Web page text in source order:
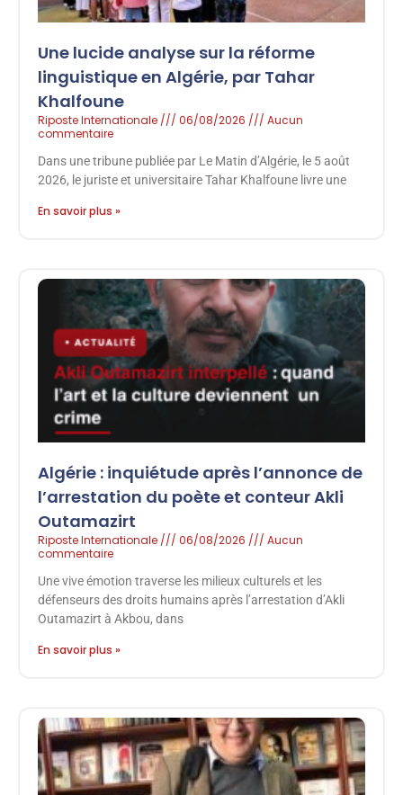
Une lucide analyse sur la réforme
linguistique en Algérie, par Tahar
Khalfoune
Riposte Internationale 06/08/2026
Aucun
commentaire
Dans une tribune publiée par Le Matin d’Algérie, le 5 août
2026, le juriste et universitaire Tahar Khalfoune livre une
En savoir plus »
Algérie : inquiétude après l’annonce de
l’arrestation du poète et conteur Akli
Outamazirt
Riposte Internationale 06/08/2026
Aucun
commentaire
Une vive émotion traverse les milieux culturels et les
défenseurs des droits humains après l’arrestation d’Akli
Outamazirt à Akbou, dans
En savoir plus »